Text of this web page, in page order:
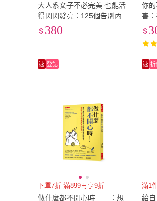
大人系女子不必完美 也能活
得閃閃發亮：125個告別內耗
的微練習 找回「做自己」的
380
速 登記
你
害：
信
紀
速 折
下單7折 滿899再享9折
做什麼都不開心時……：想
滿1
給